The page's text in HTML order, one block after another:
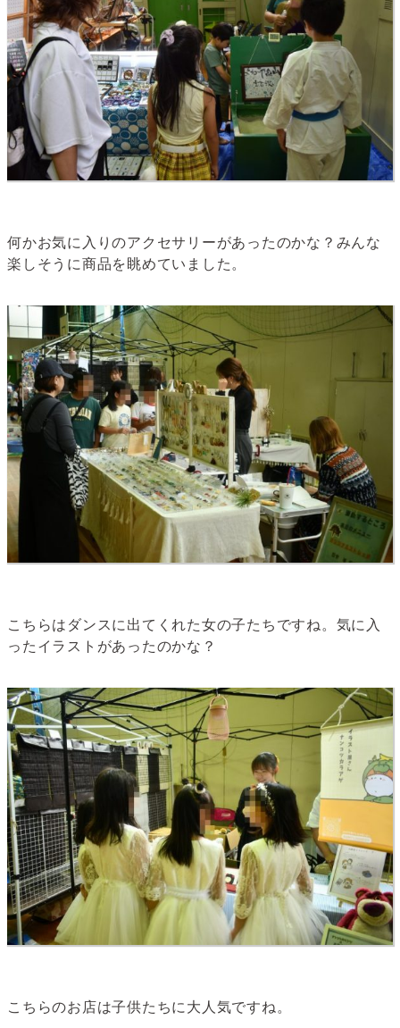
何かお気に入りのアクセサリーがあったのかな？みんな
楽しそうに商品を眺めていました。
こちらはダンスに出てくれた女の子たちですね。気に入
ったイラストがあったのかな？
こちらのお店は子供たちに大人気ですね。